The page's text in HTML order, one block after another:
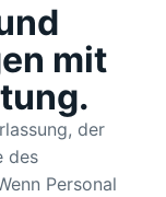
mit
der
des
Personal